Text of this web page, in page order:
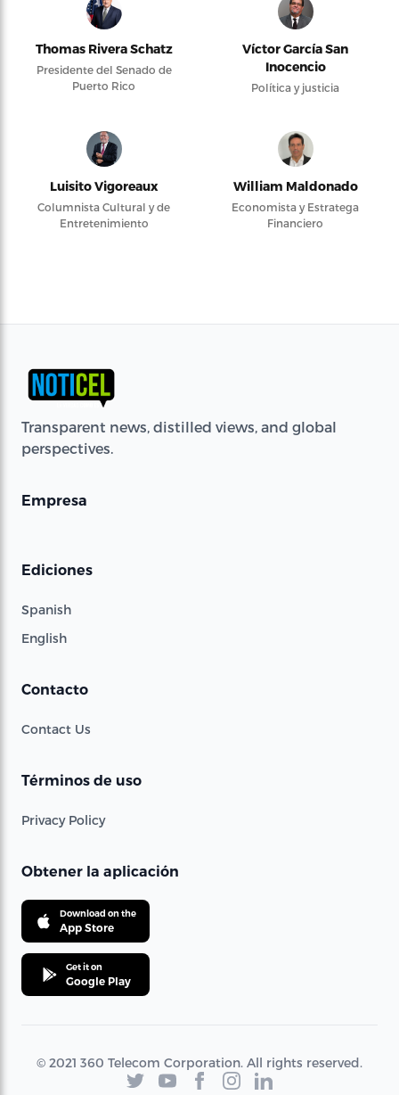
Thomas Rivera Schatz
Presidente del Senado de
Puerto Rico
Víctor García San
Inocencio
Política y justicia
Luisito Vigoreaux
Columnista Cultural y de
Entretenimiento
William Maldonado
Economista y Estratega
Financiero
Transparent news, distilled views, and global
perspectives.
Empresa
Ediciones
Spanish
English
Contacto
Contact Us
Términos de uso
Privacy Policy
Obtener la aplicación
Download on the
App Store
Get it on
Google Play
© 2021 360 Telecom Corporation. All rights reserved.